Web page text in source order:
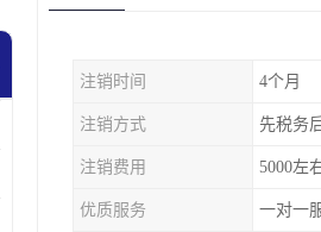
注销时间 4个月
注销方式 先税务
注销费用 5000左
优质服务 一对一